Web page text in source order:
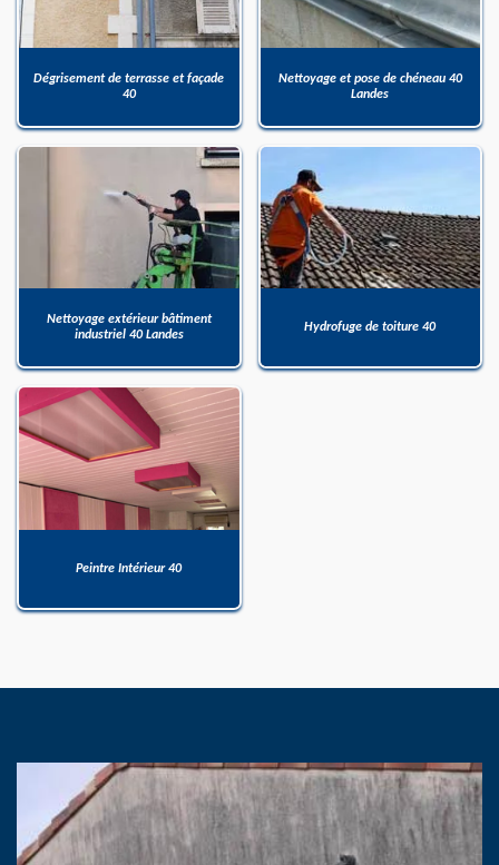
Dégrisement de terrasse et façade
40
Nettoyage et pose de chéneau 40
Landes
Nettoyage extérieur bâtiment
industriel 40 Landes
Hydrofuge de toiture 40
Peintre Intérieur 40